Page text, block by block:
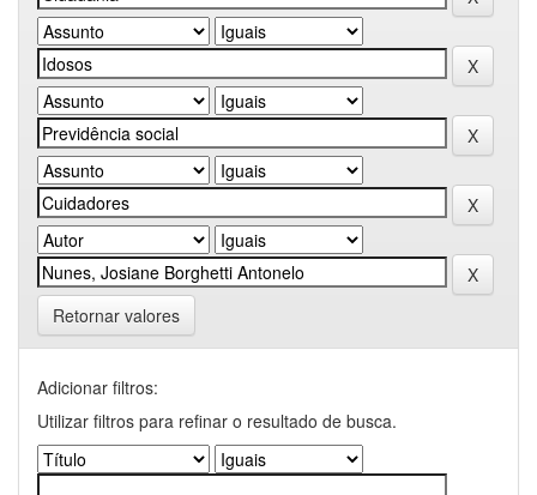
Retornar valores
Adicionar filtros:
Utilizar filtros para refinar o resultado de busca.